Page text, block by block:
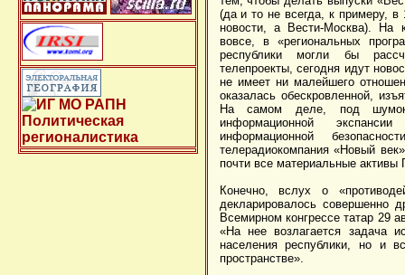
(да и то не всегда, к примеру, в
новости, а Вести-Москва). На
вовсе, в «региональных
республики могли бы
телепроекты, сегодня идут
не имеет ни малейшего
оказалась обескровленной,
На самом деле, под шумок
информационной
информационной
телерадиокомпания «Новый
почти все материальные активы
Конечно, вслух о
декларировалось совершенно
Всемирном конгрессе татар 29
«На нее возлагается задача
населения республики, но и
пространстве».